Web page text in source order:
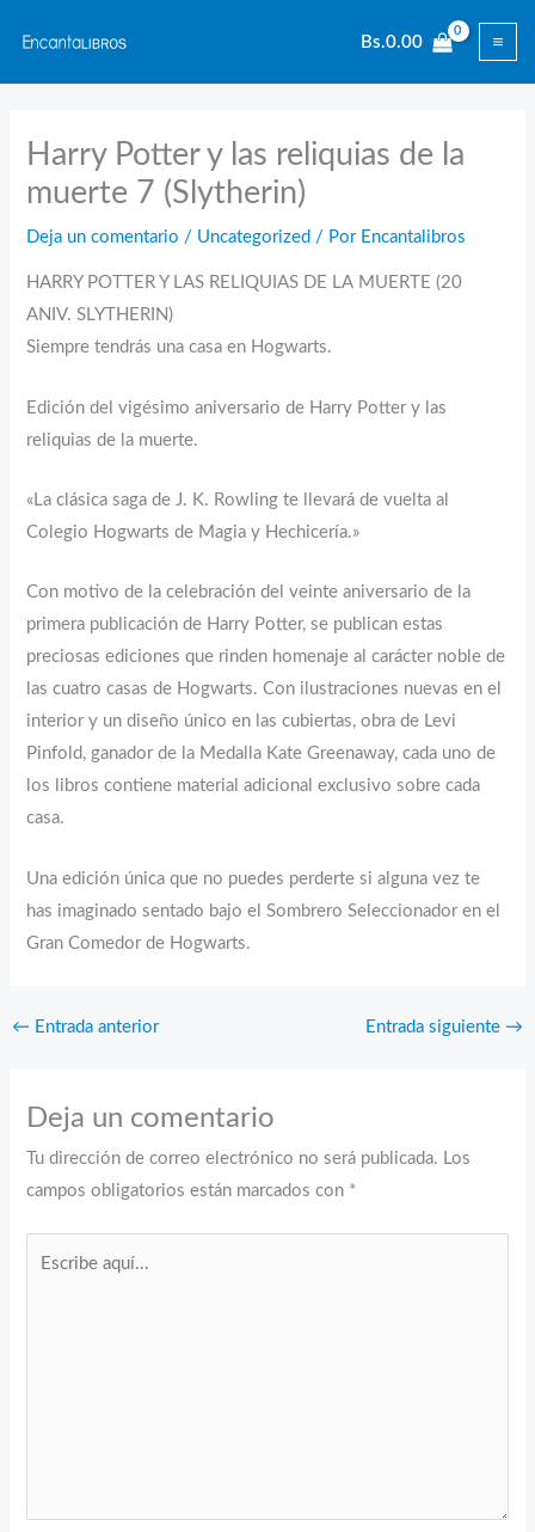
contenido
Bs.0.00
Harry Potter y las reliquias de la
muerte 7 (Slytherin)
Deja un comentario / Uncategorized / Por Encantalibros
HARRY POTTER Y LAS RELIQUIAS DE LA MUERTE (20
ANIV. SLYTHERIN)
Siempre tendrás una casa en Hogwarts.
Edición del vigésimo aniversario de Harry Potter y las
reliquias de la muerte.
«La clásica saga de J. K. Rowling te llevará de vuelta al
Colegio Hogwarts de Magia y Hechicería.»
Con motivo de la celebración del veinte aniversario de la
primera publicación de Harry Potter, se publican estas
preciosas ediciones que rinden homenaje al carácter noble de
las cuatro casas de Hogwarts. Con ilustraciones nuevas en el
interior y un diseño único en las cubiertas, obra de Levi
Pinfold, ganador de la Medalla Kate Greenaway, cada uno de
los libros contiene material adicional exclusivo sobre cada
casa.
Una edición única que no puedes perderte si alguna vez te
has imaginado sentado bajo el Sombrero Seleccionador en el
Gran Comedor de Hogwarts.
← Entrada anterior Entrada siguiente →
Deja un comentario
Tu dirección de correo electrónico no será publicada. Los
campos obligatorios están marcados con *